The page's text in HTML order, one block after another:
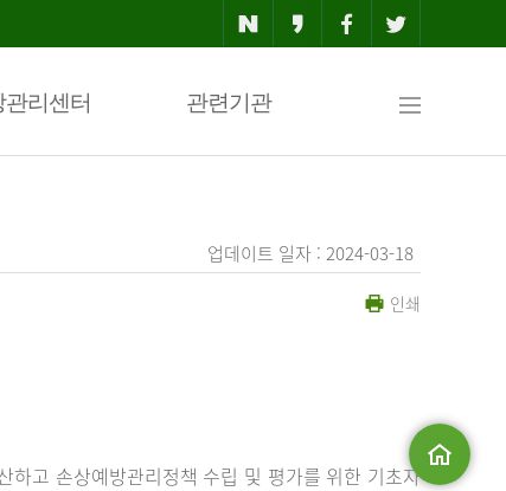
리센터 관련기관
맵
업데이트 일자 : 2024-03-18
인쇄
하고 손상예방관리정책 수립 및 평가를 위한 기초자